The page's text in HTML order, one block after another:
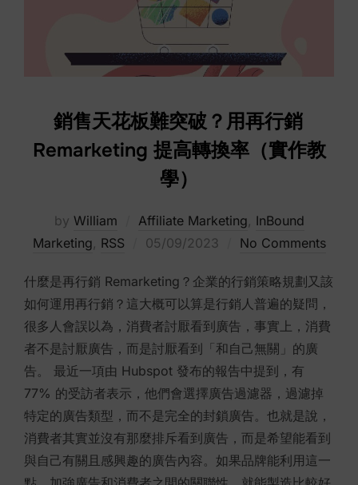
銷售天花板難突破？用再行銷
Remarketing 提高轉換率（實作教
學）
by William Affiliate Marketing, InBound
Marketing, RSS
Posted
05/09/2023 No Comments
什麼是再行銷 Remarketing？企業的行銷策略規劃又該
如何運用再行銷？這大概可以算是行銷人普遍的疑問，
很多人會誤以為，消費者討厭看到廣告，事實上，消費
者不是討厭廣告，而是討厭看到「和自己無關」的廣
告。 最近一項由 Hubspot 發布的報告中提到，有
77% 的受訪者表示，他們會選擇廣告過濾器，過濾掉
特定的廣告類型，而不是完全的封鎖廣告。也就是說，
消費者其實並沒有那麼排斥看到廣告，而是希望能看到
與自己有關且感興趣的廣告內容。如果品牌能利用這一